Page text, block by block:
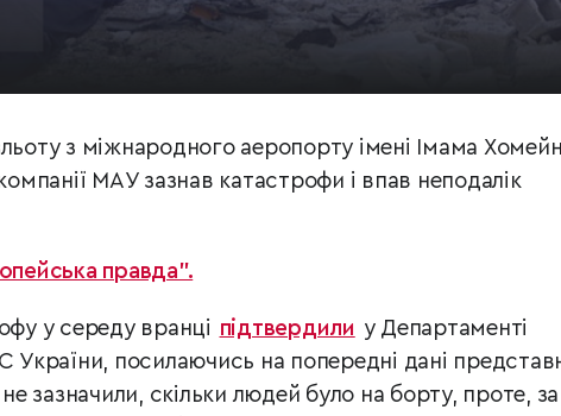
з міжнародного аеропорту імені Імама
МАУ зазнав катастрофи і впав неподалік
правда”.
у середу вранці підтвердили у Департаменті
України, посилаючись на попередні дані
зазначили, скільки людей було на борту, проте, за